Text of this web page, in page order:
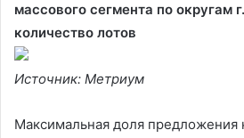
массового сегмента по округам
количество лотов
Источник: Метриум
Максимальная доля предложения